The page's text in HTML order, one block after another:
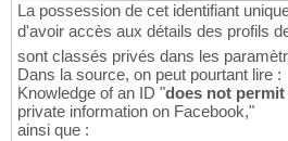
La possession de cet identifiant
d'avoir accès aux détails des profils
sont classés privés dans les
Dans la source, on peut pourtant lire :
Knowledge of an ID "does not permit
private information on Facebook,"
ainsi que :